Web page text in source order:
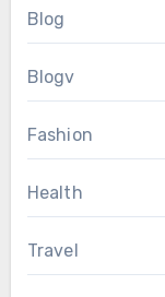
Blog
Blogv
Fashion
Health
Travel